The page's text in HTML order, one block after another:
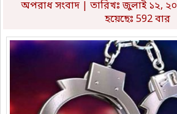
অপরাধ সংবাদ| তারিখঃ জুলাই ১২,
হয়েছেঃ 592 বার